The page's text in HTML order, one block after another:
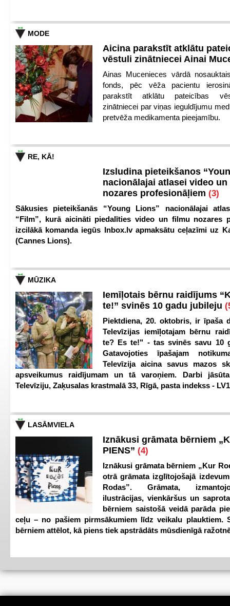
MODE
Aicina parakstīt atklātu
vēstuli zinātniecei Ainai
Ainas Mucenieces vārdā
fonds, pēc vēža pacientu
parakstīt atklātu pateicības
zinātniecei par viņas ieguldījumu
pretvēža medikamenta pieejamību.
RE, KĀ!
Izsludina pieteikšanos
nacionālajai atlasei video
nozares profesionāļiem (3)
Sākusies pieteikšanās “Young Lions” nacionālajai
“Film”, kurā aicināti piedalīties video un filmu nozares
izcilākā komanda iegūs Inbox.lv apmaksātu ceļazīmi uz
(Cannes Lions).
MŪZIKA
Iemīļotais bērnu raidījums
te!” svinēs 10 gadu jubileju
Piektdiena, 20. oktobris, ir īpaša
Televīzijas iemīļotajam bērnu
te? Es te!" - tas svinēs savu 10
Gatavojoties īpašajam
Televīzija aicina savus mazos
apsveikumus raidījumam un tā varoņiem. Darbi
Televīziju, Zaķusalas krastmalā 33, Rīgā, pasta indekss -
LASĀMVIELA
Iznākusi grāmata bērniem
PIENS” (4)
Iznākusi grāmata bērniem „Kur
otrā grāmata izglītojošajā
Rodas”. Grāmata,
ilustrācijas, vienkāršus un
bērniem saistošā veidā parāda
ceļu – no pašiem pirmsākumiem līdz veikalu plauktiem.
bērniem attēlot, kā piens tiek apstrādāts mūsdienīgā